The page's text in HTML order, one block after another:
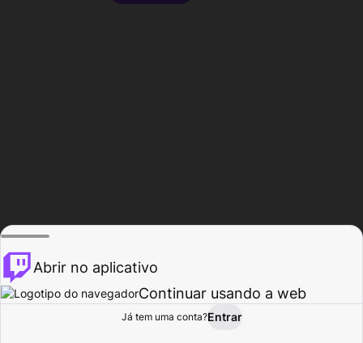
Procurar Atividade
Abrir no aplicativo
Continuar usando a web
Já tem uma conta?Entrar